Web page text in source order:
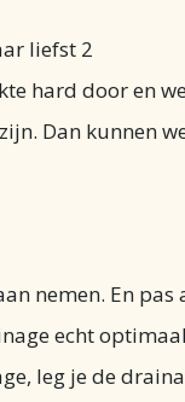
liefst 2
hard door en
Dan kunnen
nemen. En pas
echt optimaal
leg je de